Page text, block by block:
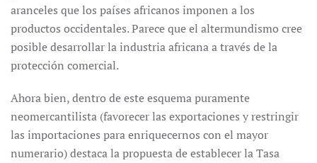
aranceles que los países africanos imponen a los
productos occidentales. Parece que el altermundismo cree
posible desarrollar la industria africana a través de la
protección comercial.
Ahora bien, dentro de este esquema puramente
neomercantilista (favorecer las exportaciones y restringir
las importaciones para enriquecernos con el mayor
numerario) destaca la propuesta de establecer la Tasa